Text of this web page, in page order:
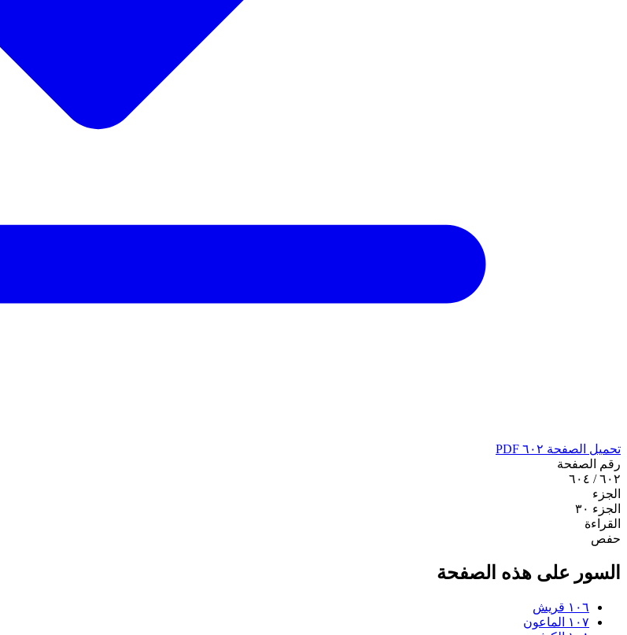
تحميل الصفحة ٦٠٢ PDF
رقم الصفحة
٦٠٢ / ٦٠٤
الجزء
الجزء ٣٠
القراءة
حفص
السور على هذه الصفحة
١٠٦ قريش
١٠٧
الماعون